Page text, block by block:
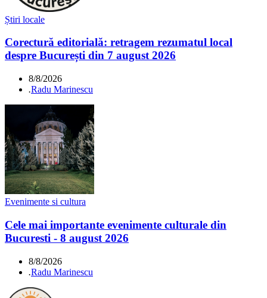
Știri locale
Corectură editorială: retragem rezumatul local
despre București din 7 august 2026
8/8/2026
.Radu Marinescu
Evenimente si cultura
Cele mai importante evenimente culturale din
Bucuresti - 8 august 2026
8/8/2026
.Radu Marinescu